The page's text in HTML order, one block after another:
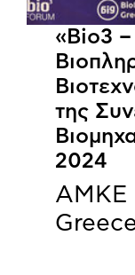
«Bio3 –
της
2024
ΑΜΚΕ